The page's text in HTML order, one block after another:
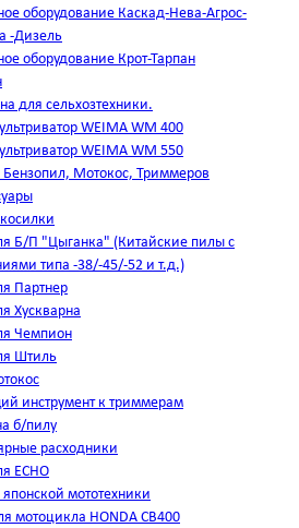
оборудование Каскад-Нева-Агрос-
-Дизель
оборудование Крот-Тарпан
для сельхозтехники.
WEIMA WM 400
WEIMA WM 550
Бензопил, Мотокос, Триммеров
Б/П "Цыганка" (Китайские пилы с
типа -38/-45/-52 и т.д.)
Партнер
Хускварна
Чемпион
Штиль
инструмент к триммерам
б/пилу
расходники
ЕСНО
мототехники
мотоцикла HONDA CB400